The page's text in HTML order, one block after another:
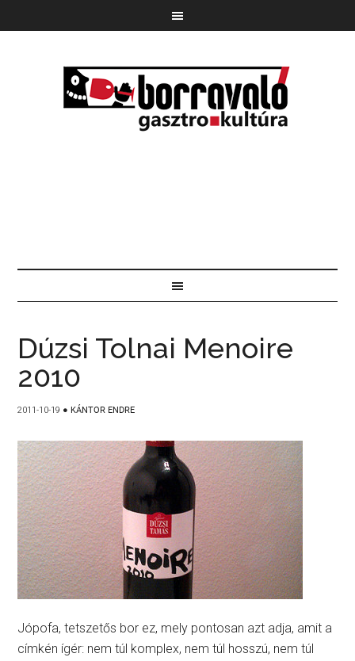
Dúzsi Tolnai Menoire
2010
2011-10-19 ● KÁNTOR ENDRE
Jópofa, tetszetős bor ez, mely pontosan azt adja, amit a
címkén ígér: nem túl komplex, nem túl hosszú, nem túl